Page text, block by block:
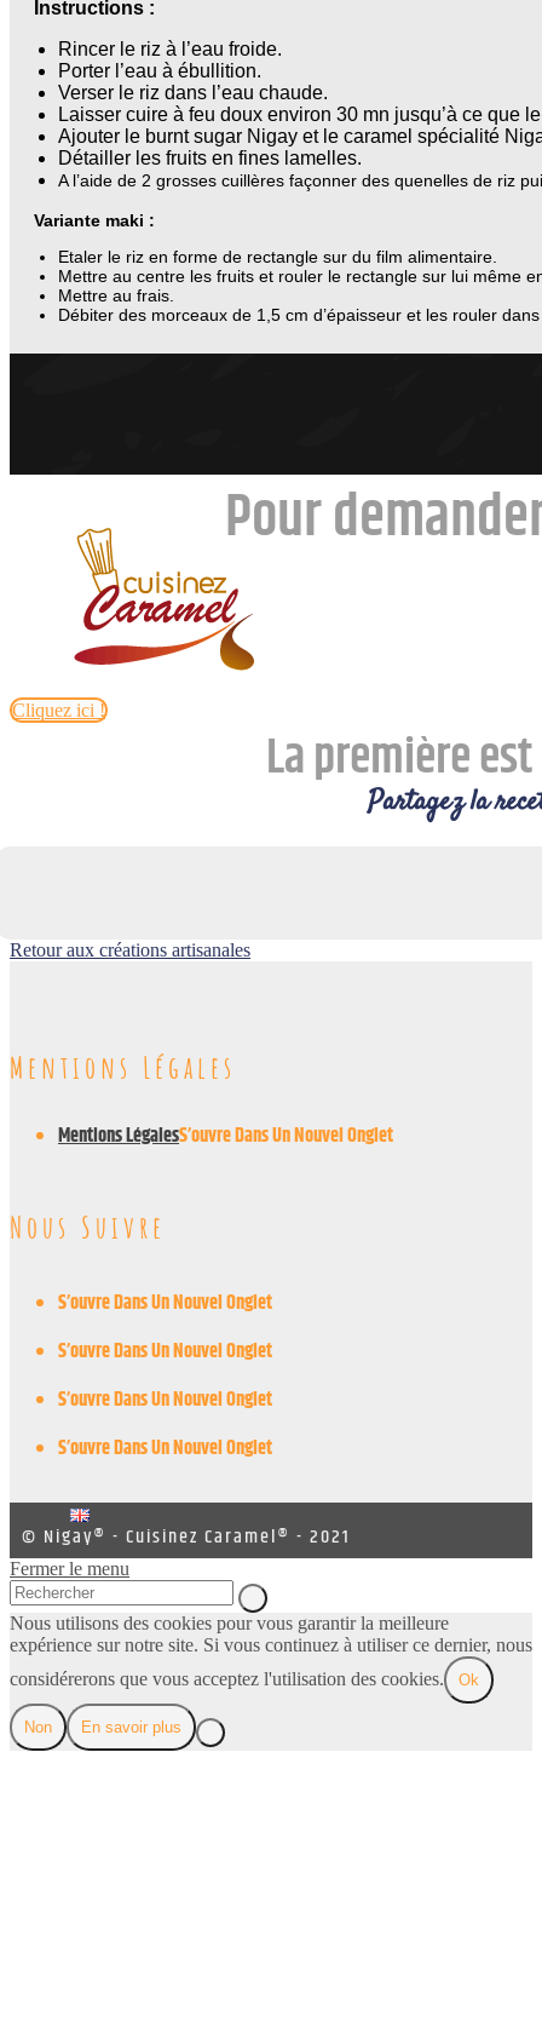
Instructions :
Rincer le riz à l’eau froide.
Porter l’eau à ébullition.
Verser le riz dans l’eau chaude.
Laisser cuire à feu doux environ 30 mn jusqu’à ce que
Ajouter le burnt sugar Nigay et le caramel spécialité
Détailler les fruits en fines lamelles.
A l’aide de 2 grosses cuillères façonner des quenelles de riz
Variante maki :
Etaler le riz en forme de rectangle sur du film alimentaire.
Mettre au centre les fruits et rouler le rectangle sur lui même
Mettre au frais.
Débiter des morceaux de 1,5 cm d’épaisseur et les rouler
Pour
Cliquez ici !
La première
Partagez la
Retour aux créations artisanales
Mentions Légales
Mentions LégalesS’ouvre Dans Un Nouvel Onglet
Nous Suivre
S’ouvre Dans Un Nouvel Onglet
S’ouvre Dans Un Nouvel Onglet
S’ouvre Dans Un Nouvel Onglet
S’ouvre Dans Un Nouvel Onglet
© Nigay® - Cuisinez Caramel® - 2021
Fermer le menu
Nous utilisons des cookies pour vous garantir la meilleure
expérience sur notre site. Si vous continuez à utiliser ce dernier, nous
considérerons que vous acceptez l'utilisation des cookies.
Ok
Non En savoir plus